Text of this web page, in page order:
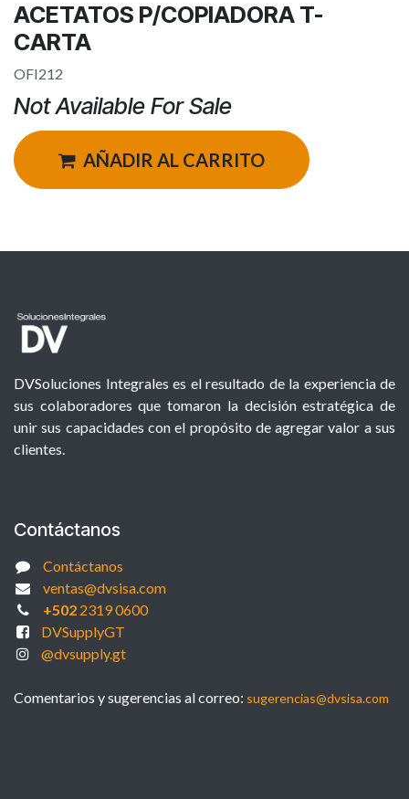
ACETATOS P/COPIADORA T-
CARTA
OFI212
Not Available For Sale
AÑADIR AL CARRITO
DVSoluciones Integrales es el resultado de la experiencia de
sus colaboradores que tomaron la decisión estratégica de
unir sus capacidades con el propósito de agregar valor a sus
clientes.
Contáctanos
Contáctanos
ventas@dvsisa.com
+5022319 0600
DVSupplyGT
@dvsupply.gt
Comentarios y sugerencias al correo: sugerencias@dvsisa.com